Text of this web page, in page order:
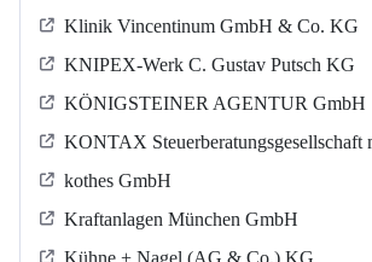
Klinik Vincentinum GmbH & Co. KG
KNIPEX-Werk C. Gustav Putsch KG
KÖNIGSTEINER AGENTUR GmbH
KONTAX Steuerberatungsgesellschaft
kothes GmbH
Kraftanlagen München GmbH